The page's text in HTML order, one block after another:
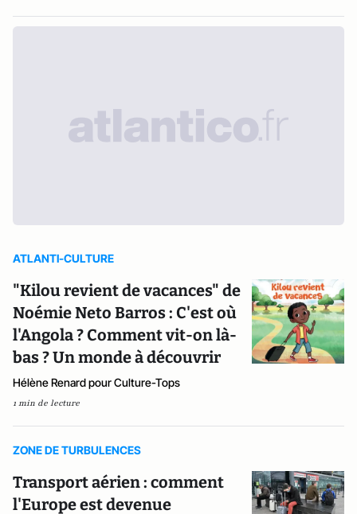
ATLANTI-CULTURE
"Kilou revient de vacances" de
Noémie Neto Barros : C'est où
l'Angola ? Comment vit-on là-
bas ? Un monde à découvrir
Hélène Renard pour Culture-Tops
1 min de lecture
ZONE DE TURBULENCES
Transport aérien : comment
l'Europe est devenue